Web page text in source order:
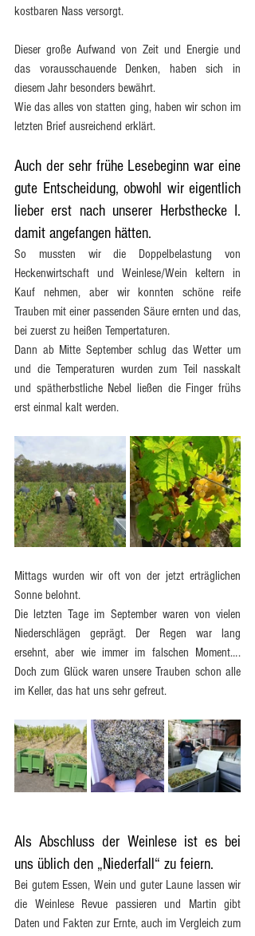
kostbaren Nass versorgt.
Dieser große Aufwand von Zeit und Energie und
das vorausschauende Denken, haben sich in
diesem Jahr besonders bewährt.
Wie das alles von statten ging, haben wir schon im
letzten Brief ausreichend erklärt.
Auch der sehr frühe Lesebeginn war eine
gute Entscheidung, obwohl wir eigentlich
lieber erst nach unserer Herbsthecke I.
damit angefangen hätten.
So mussten wir die Doppelbelastung von
Heckenwirtschaft und Weinlese/Wein keltern in
Kauf nehmen, aber wir konnten schöne reife
Trauben mit einer passenden Säure ernten und das,
bei zuerst zu heißen Tempertaturen.
Dann ab Mitte September schlug das Wetter um
und die Temperaturen wurden zum Teil nasskalt
und spätherbstliche Nebel ließen die Finger frühs
erst einmal kalt werden.
Mittags wurden wir oft von der jetzt erträglichen
Sonne belohnt.
Die letzten Tage im September waren von vielen
Niederschlägen geprägt. Der Regen war lang
ersehnt, aber wie immer im falschen Moment….
Doch zum Glück waren unsere Trauben schon alle
im Keller, das hat uns sehr gefreut.
Als Abschluss der Weinlese ist es bei
uns üblich den „Niederfall“ zu feiern.
Bei gutem Essen, Wein und guter Laune lassen wir
die Weinlese Revue passieren und Martin gibt
Daten und Fakten zur Ernte, auch im Vergleich zum